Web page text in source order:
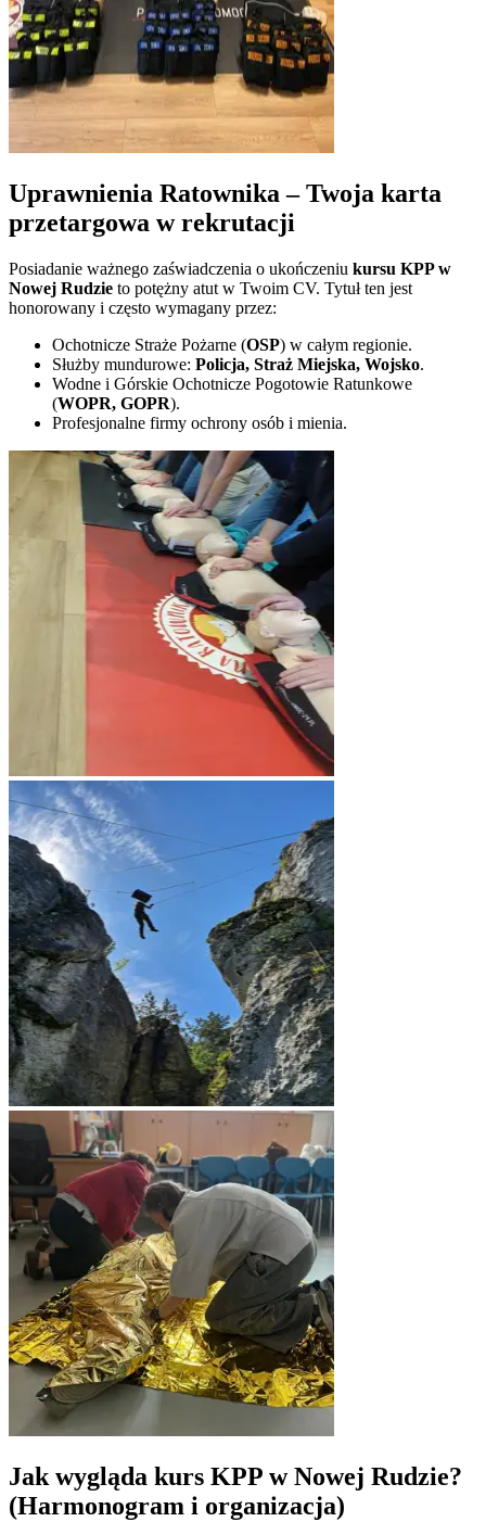
Uprawnienia Ratownika – Twoja karta
przetargowa w rekrutacji
Posiadanie ważnego zaświadczenia o ukończeniu kursu KPP w
Nowej Rudzie to potężny atut w Twoim CV. Tytuł ten jest
honorowany i często wymagany przez:
Ochotnicze Straże Pożarne (OSP) w całym regionie.
Służby mundurowe: Policja, Straż Miejska, Wojsko.
Wodne i Górskie Ochotnicze Pogotowie Ratunkowe
(WOPR, GOPR).
Profesjonalne firmy ochrony osób i mienia.
Jak wygląda kurs KPP wNowej Rudzie?
(Harmonogram i organizacja)